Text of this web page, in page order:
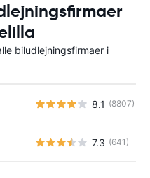
biludlejningsfirmaer i
8.1 (8807)
7.3 (641)